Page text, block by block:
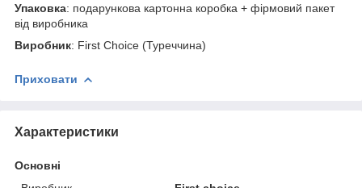
Упаковка: подарункова картонна коробка + фірмовий пакет
від виробника
Виробник: First Choice (Туреччина)
Приховати
Характеристики
Основні